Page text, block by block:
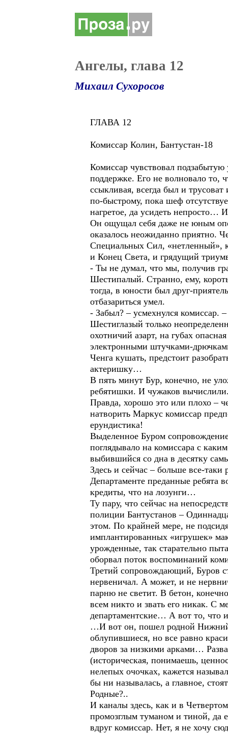
Ангелы, глава 12
Михаил Сухоросов
ГЛАВА 12
Комиссар Колин, Бантустан-18
Комиссар чувствовал
поддержке. Его не волновало то,
ссыкливая, всегда был и
по-быстрому, пока шеф
нагретое, да усидеть непросто…
Он ощущал себя даже не юным
оказалось неожиданно приятно.
Специальных Сил, «нетленный»,
и Конец Света, и грядущий
- Ты не думал, что мы, получив
Шестипалый. Странно, ему,
тогда, в юности был друг-
отбазариться умел.
- Забыл? – усмехнулся
Шестиглазый только
охотничий азарт, на губах
электронными штучками-
Ченга кушать, предстоит
актеришку…
В пять минут Бур, конечно, не
ребятишки. И чужаков
Правда, хорошо это или плохо –
натворить Маркус комиссар
ерундистика!
Выделенное Буром
поглядывало на комиссара с
выбившийся со дна в десятку
Здесь и сейчас – больше все-
Департаменте преданные ребята
кредиты, что на лозунги…
Ту пару, что сейчас на
полиции Бантустанов –
этом. По крайней мере, не
имплантированных «игрушек»
урожденные, так старательно
оборвал поток воспоминаний
Третий сопровождающий, Буров
нервеничал. А может, и не
парню не светит. В бетон,
всем никто и звать его никак. С
департаментские… А вот то, что
…И вот он, пошел родной Нижний
облупившиеся, но все равно
дворов за низкими арками…
(историческая, понимаешь,
нелепых очочках, кажется
бы ни называлась, а главное,
Родные?..
И каналы здесь, как и в
промозглым туманом и тиной, да
вдруг комиссар. Нет, я не хочу